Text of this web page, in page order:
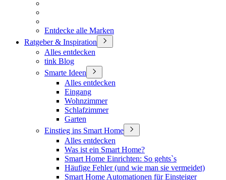
Entdecke alle Marken
Ratgeber & Inspiration
Alles entdecken
tink Blog
Smarte Ideen
Alles entdecken
Eingang
Wohnzimmer
Schlafzimmer
Garten
Einstieg ins Smart Home
Alles entdecken
Was ist ein Smart Home?
Smart Home Einrichten: So gehts`s
Häufige Fehler (und wie man sie vermeidet)
Smart Home Automationen für Einsteiger